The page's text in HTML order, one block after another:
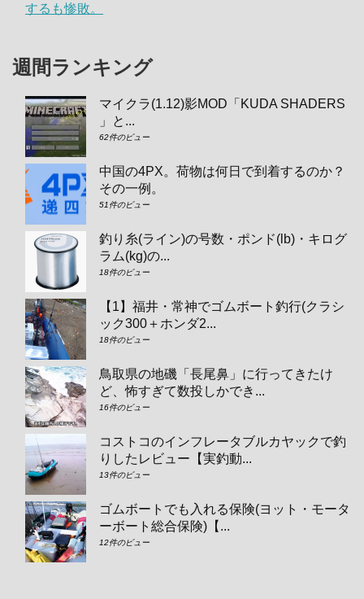
するも惨敗。
週間ランキング
マイクラ(1.12)影MOD「KUDA SHADERS
」と...
62件のビュー
中国の4PX。荷物は何日で到着するのか？
その一例。
51件のビュー
釣り糸(ライン)の号数・ポンド(lb)・キログ
ラム(kg)の...
18件のビュー
【1】福井・常神でゴムボート釣行(クラシ
ック300＋ホンダ2...
18件のビュー
鳥取県の地磯「長尾鼻」に行ってきたけ
ど、怖すぎて数投しかでき...
16件のビュー
コストコのインフレータブルカヤックで釣
りしたレビュー【実釣動...
13件のビュー
ゴムボートでも入れる保険(ヨット・モータ
ーボート総合保険)【...
12件のビュー